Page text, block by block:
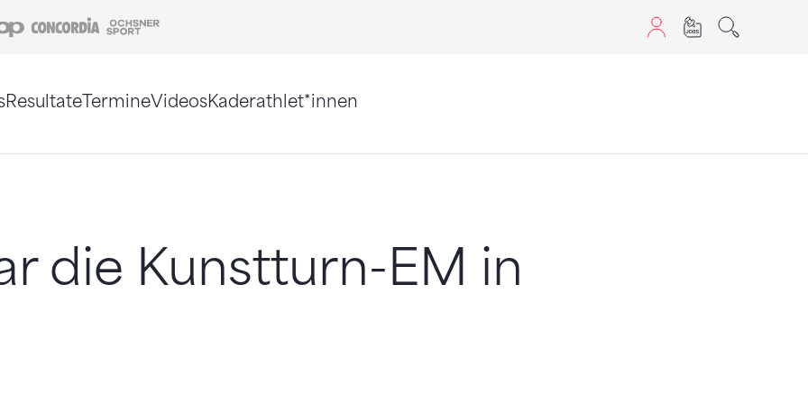
Coop Concordia
ResultateTermineVideosKaderathlet*innen
die Kunstturn-EM in